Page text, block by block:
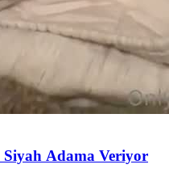
Adama Veriyor